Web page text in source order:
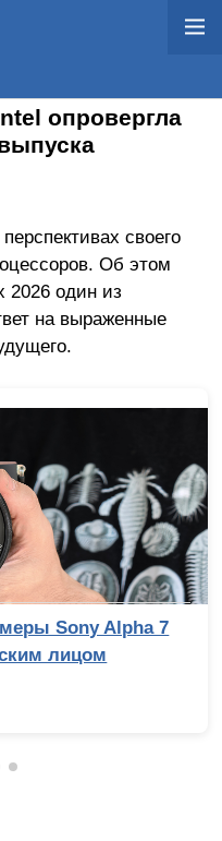
опровергла
своего
Об этом
2026 один из
на выраженные
Sony Alpha 7
лицом